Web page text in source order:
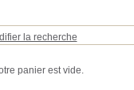
la recherche